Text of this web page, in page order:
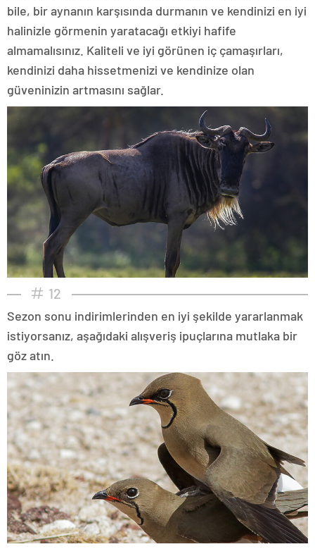
bile, bir aynanın karşısında durmanın ve kendinizi en iyi
halinizle görmenin yaratacağı etkiyi hafife
almamalısınız. Kaliteli ve iyi görünen iç çamaşırları,
kendinizi daha hissetmenizi ve kendinize olan
güveninizin artmasını sağlar.
12
Sezon sonu indirimlerinden en iyi şekilde yararlanmak
istiyorsanız, aşağıdaki alışveriş ipuçlarına mutlaka bir
göz atın.